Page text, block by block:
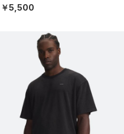
MEN）
￥5,500